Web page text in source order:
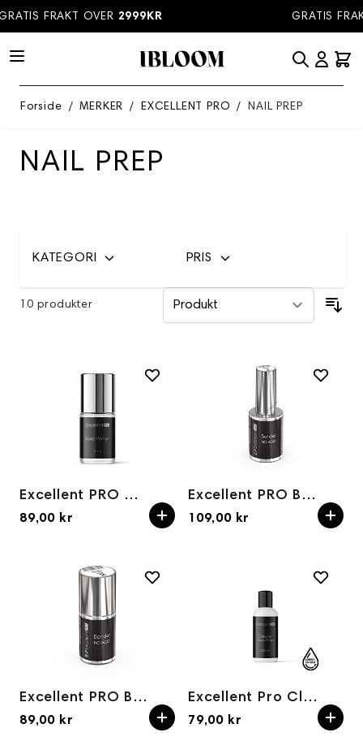
Hopp til innhold
FRAKT OVER2999KR GRATIS
Forside / MERKER / EXCELLENT PRO / NAIL PREP
NAIL PREP
KATEGORI PRIS
10 produkter
Excellent PRO Acid Primer 5ml
89,00 kr
Excellent PRO Bonder No Acid 11ml
109,00 kr
Excellent PRO Bonder No Acid 5ml
89,00 kr
Excellent Pro Cleaner Clean&Prep 100ml
79,00 kr